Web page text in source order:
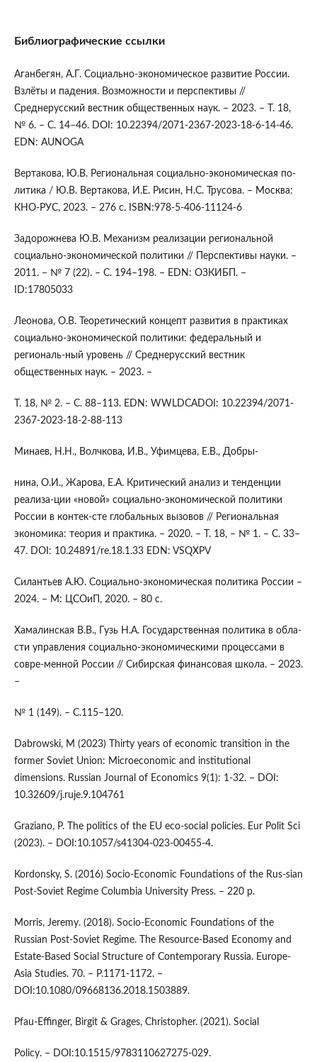
Библиографические ссылки
Аганбегян, А.Г. Социально-экономическое развитие России.
Взлёты и падения. Возможности и перспективы //
Среднерусский вестник общественных наук. – 2023. – Т. 18,
№ 6. – С. 14–46. DOI: 10.22394/2071-2367-2023-18-6-14-46.
EDN: AUNOGA
Вертакова, Ю.В. Региональная социально-экономическая по-
литика / Ю.В. Вертакова, И.Е. Рисин, Н.С. Трусова. – Москва:
КНО-РУС, 2023. – 276 с. ISBN:978-5-406-11124-6
Задорожнева Ю.В. Механизм реализации региональной
социально-экономической политики // Перспективы науки. –
2011. – № 7 (22). – С. 194–198. – EDN: ОЗКИБП. –
ID:17805033
Леонова, О.В. Теоретический концепт развития в практиках
социально-экономической политики: федеральный и
региональ-ный уровень // Среднерусский вестник
общественных наук. – 2023. –
Т. 18, № 2. – С. 88–113. EDN: WWLDCADOI: 10.22394/2071-
2367-2023-18-2-88-113
Минаев, Н.Н., Волчкова, И.В., Уфимцева, Е.В., Добры-
нина, О.И., Жарова, Е.А. Критический анализ и тенденции
реализа-ции «новой» социально-экономической политики
России в контек-сте глобальных вызовов // Региональная
экономика: теория и практика. – 2020. – Т. 18, – № 1. – С. 33–
47. DOI: 10.24891/re.18.1.33 EDN: VSQXPV
Силантьев А.Ю. Социально-экономическая политика России –
2024. – M: ЦСОиП, 2020. – 80 с.
Хамалинская В.В., Гузь Н.А. Государственная политика в обла-
сти управления социально-экономическими процессами в
совре-менной России // Сибирская финансовая школа. – 2023.
–
№ 1 (149). – С.115–120.
Dabrowski, M (2023) Thirty years of economic transition in the
former Soviet Union: Microeconomic and institutional
dimensions. Russian Journal of Economics 9(1): 1-32. – DOI:
10.32609/j.ruje.9.104761
Graziano, P. The politics of the EU eco-social policies. Eur Polit Sci
(2023). – DOI:10.1057/s41304-023-00455-4.
Kordonsky, S. (2016) Socio-Economic Foundations of the Rus-sian
Post-Soviet Regime Columbia University Press. – 220 p.
Morris, Jeremy. (2018). Socio-Economic Foundations of the
Russian Post-Soviet Regime. The Resource-Based Economy and
Estate-Based Social Structure of Contemporary Russia. Europe-
Asia Studies. 70. – Р.1171-1172. –
DOI:10.1080/09668136.2018.1503889.
Pfau-Effinger, Birgit & Grages, Christopher. (2021). Social
Policy. – DOI:10.1515/9783110627275-029.